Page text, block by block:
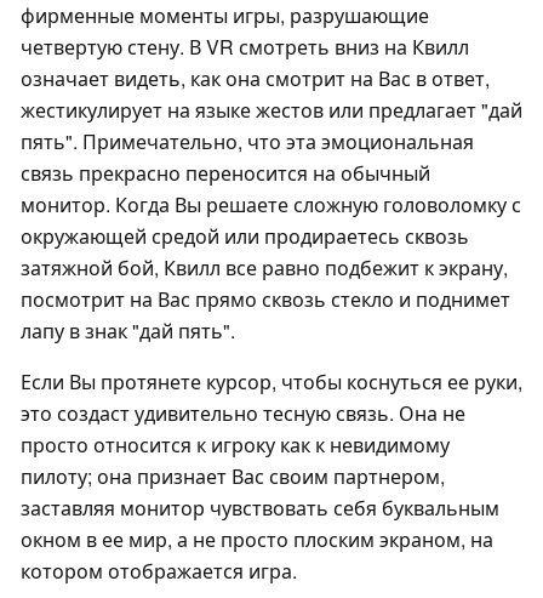
фирменные моменты игры, разрушающие
четвертую стену. В VR смотреть вниз на Квилл
означает видеть, как она смотрит на Вас в ответ,
жестикулирует на языке жестов или предлагает "дай
пять". Примечательно, что эта эмоциональная
связь прекрасно переносится на обычный
монитор. Когда Вы решаете сложную головоломку с
окружающей средой или продираетесь сквозь
затяжной бой, Квилл все равно подбежит к экрану,
посмотрит на Вас прямо сквозь стекло и поднимет
лапу в знак "дай пять".
Если Вы протянете курсор, чтобы коснуться ее руки,
это создаст удивительно тесную связь. Она не
просто относится к игроку как к невидимому
пилоту; она признает Вас своим партнером,
заставляя монитор чувствовать себя буквальным
окном в ее мир, а не просто плоским экраном, на
котором отображается игра.